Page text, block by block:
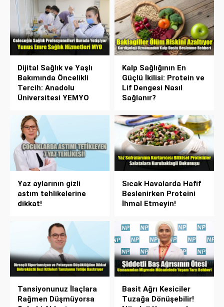
Dijital Sağlık ve Yaşlı
Bakımında Öncelikli
Tercih: Anadolu
Üniversitesi YEMYO
Kalp Sağlığının En
Güçlü İkilisi: Protein ve
Lif Dengesi Nasıl
Sağlanır?
Yaz aylarının gizli
astım tehlikelerine
dikkat!
Sıcak Havalarda Hafif
Beslenirken Proteini
İhmal Etmeyin!
Tansiyonunuz İlaçlara
Rağmen Düşmüyorsa
Basit Ağrı Kesiciler
Tuzağa Dönüşebilir!